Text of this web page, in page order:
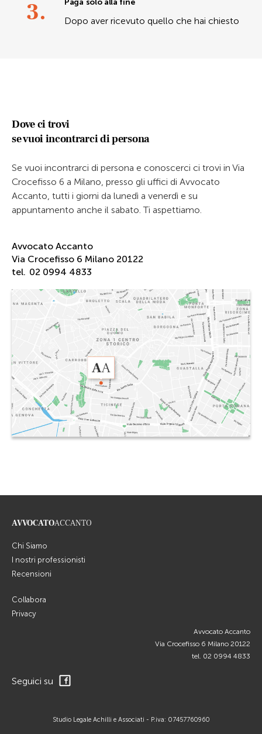
3. Paga solo alla fine
Dopo aver ricevuto quello che hai chiesto
Dove ci trovi
se vuoi incontrarci di persona
Se vuoi incontrarci di persona e conoscerci ci trovi in Via
Crocefisso 6 a Milano, presso gli uffici di Avvocato
Accanto, tutti i giorni da lunedì a venerdì e su
appuntamento anche il sabato. Ti aspettiamo.
Avvocato Accanto
Via Crocefisso 6 Milano 20122
tel. 02 0994 4833
AVVOCATOACCANTO
Chi Siamo
I nostri professionisti
Recensioni
Collabora
Privacy
Avvocato Accanto
Via Crocefisso 6 Milano 20122
tel. 02 0994 4833
Seguici su
Studio Legale Achilli e Associati - P.iva: 07457760960